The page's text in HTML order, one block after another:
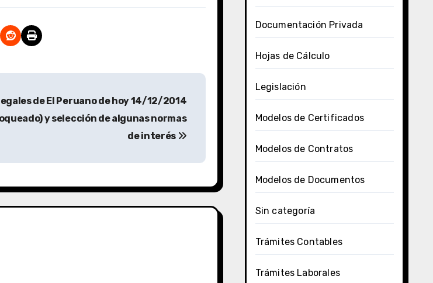
de El Peruano de hoy 14/12/2014
y selección de algunas normas
de interés
Documentación Privada
Hojas de Cálculo
Legislación
Modelos de Certificados
Modelos de Contratos
Modelos de Documentos
Sin categoría
Trámites Contables
Trámites Laborales